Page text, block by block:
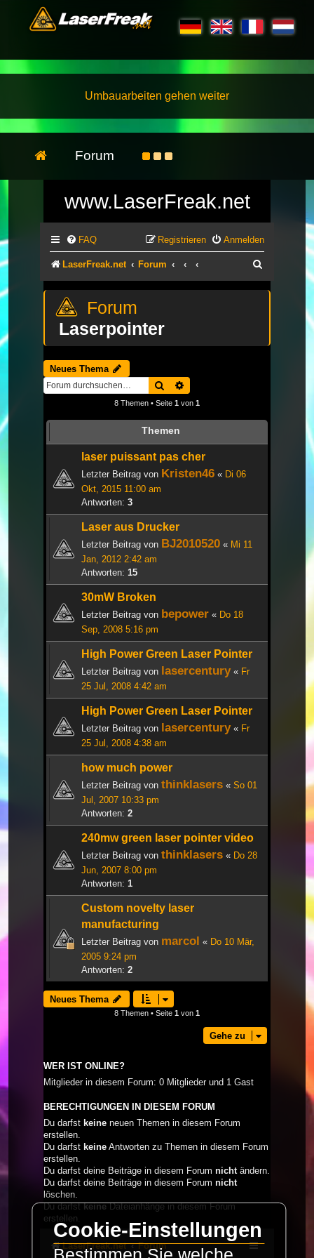
Umbauarbeiten gehen weiter
Forum
www.LaserFreak.net
FAQ Anmelden
Registrieren
LaserFreak.net Forum
Laserpointer
Neues Thema
Suche
8 Themen • Seite 1 von 1
Themen
laser puissant pas cher
Letzter Beitrag von Kristen46 « Di 06
Okt, 2015 11:00 am
Antworten: 3
Laser aus Drucker
Letzter Beitrag von BJ2010520 « Mi 11
Jan, 2012 2:42 am
Antworten: 15
30mW Broken
Letzter Beitrag von bepower « Do 18
Sep, 2008 5:16 pm
High Power Green Laser Pointer
Letzter Beitrag von lasercentury« Fr
25 Jul, 2008 4:42 am
High Power Green Laser Pointer
Letzter Beitrag von lasercentury« Fr
25 Jul, 2008 4:38 am
how much power
Letzter Beitrag von thinklasers « So 01
Jul, 2007 10:33 pm
Antworten: 2
240mw green laser pointer video
Letzter Beitrag von thinklasers « Do 28
Jun, 2007 8:00 pm
Antworten: 1
Custom novelty laser
manufacturing
Letzter Beitrag von marcol « Do 10 Mär,
2005 9:24 pm
Antworten: 2
Neues Thema
8 Themen • Seite 1 von 1
Gehe zu
WER IST ONLINE?
Mitglieder in diesem Forum: 0 Mitglieder und 1 Gast
BERECHTIGUNGEN IN DIESEM FORUM
Du darfst keine neuen Themen in diesem Forum
erstellen.
Du darfst keine Antworten zu Themen in diesem Forum
erstellen.
Du darfst deine Beiträge in diesem Forum nicht ändern.
Du darfst deine Beiträge in diesem Forum nicht
löschen.
Du darfstkeineDateianhänge in diesem Forum
erstellen.
LaserFreak.net Forum
Cookie-Einstellungen